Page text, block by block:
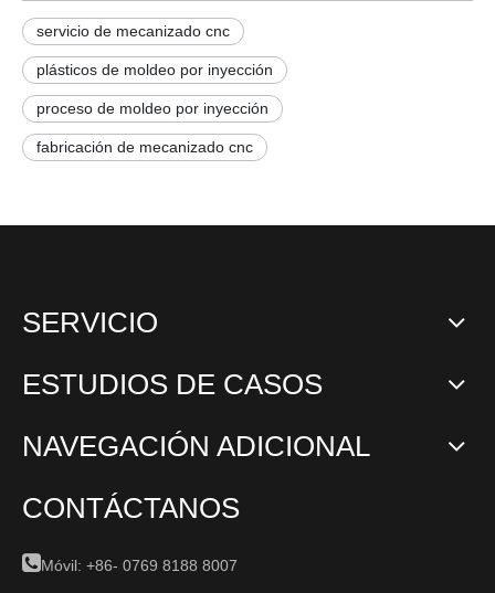
servicio de mecanizado cnc
plásticos de moldeo por inyección
proceso de moldeo por inyección
fabricación de mecanizado cnc
SERVICIO
ESTUDIOS DE CASOS
NAVEGACIÓN ADICIONAL
CONTÁCTANOS
Móvil: +86- 0769 8188 8007